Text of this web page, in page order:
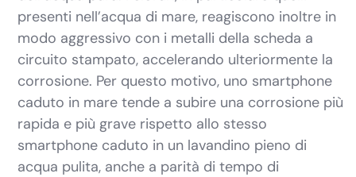
presenti nell’acqua di mare, reagiscono inoltre in
modo aggressivo con i metalli della scheda a
circuito stampato, accelerando ulteriormente la
corrosione. Per questo motivo, uno smartphone
caduto in mare tende a subire una corrosione più
rapida e più grave rispetto allo stesso
smartphone caduto in un lavandino pieno di
acqua pulita, anche a parità di tempo di